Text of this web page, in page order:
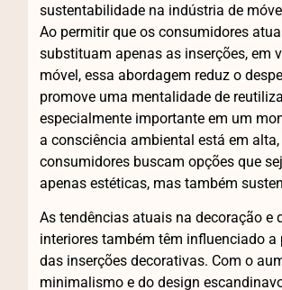
sustentabilidade na indústria de
Ao permitir que os consumidores
substituam apenas as inserções, em
móvel, essa abordagem reduz o
promove uma mentalidade de
especialmente importante em um
a consciência ambiental está em alta,
consumidores buscam opções que
apenas estéticas, mas também
As tendências atuais na decoração e
interiores também têm influenciado a
das inserções decorativas. Com o
minimalismo e do design